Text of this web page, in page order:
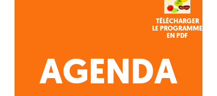
TÉLÉCHARGER
LE PROGRAMME
EN PDF
AGENDA